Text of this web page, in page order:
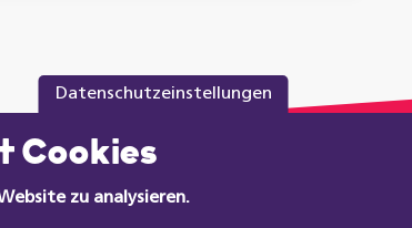
Datenschutzeinstellungen
Cookies
zu analysieren.